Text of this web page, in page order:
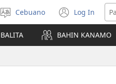
Pagpilig
pinulongan
Cebuano Log In
(mo-
open
ug
bag-
window)
BALITA BAHIN KANAMO